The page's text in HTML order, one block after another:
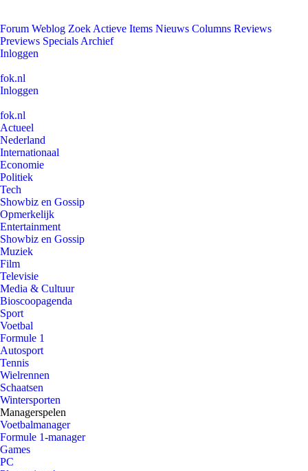
Forum Weblog Zoek Actieve Items Nieuws Columns Reviews
Previews Specials Archief
Inloggen
fok.nl
Inloggen
fok.nl
Actueel
Nederland
Internationaal
Economie
Politiek
Tech
Showbiz en Gossip
Opmerkelijk
Entertainment
Showbiz en Gossip
Muziek
Film
Televisie
Media & Cultuur
Bioscoopagenda
Sport
Voetbal
Formule 1
Autosport
Tennis
Wielrennen
Schaatsen
Wintersporten
Managerspelen
Voetbalmanager
Formule 1-manager
Games
PC